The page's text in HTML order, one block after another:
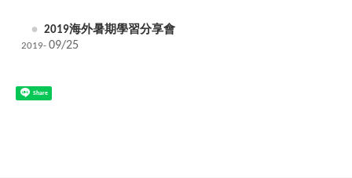
2019海外暑期學習分享會
2019- 09/25
Share